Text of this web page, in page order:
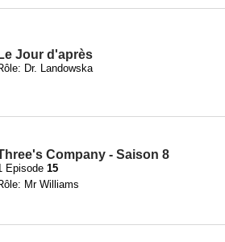
Le Jour d'après
Dr. Landowska
Company - Saison 8
Episode 15
Mr Williams